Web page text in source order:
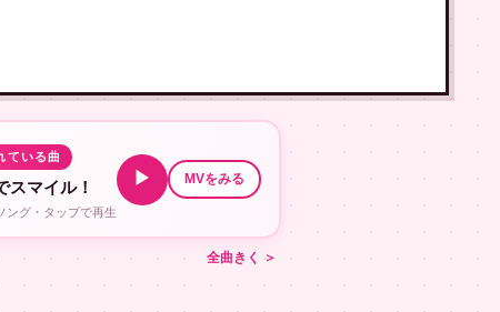
ている曲
スマイル！
ング・タップで再生
▶ MVをみる
全曲きく ＞